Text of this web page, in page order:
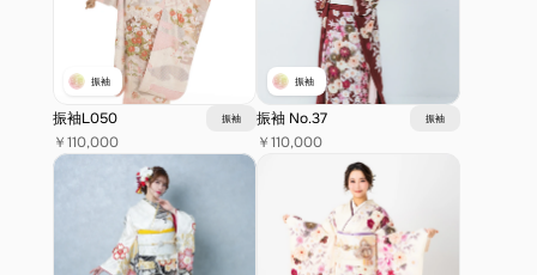
振袖
振袖L050 振袖
￥110,000
振袖
振袖 No.37 振袖
￥110,000